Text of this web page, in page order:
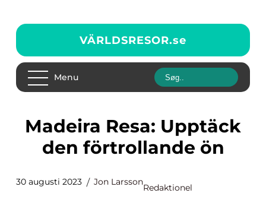
VÄRLDSRESOR.se
Menu
Madeira Resa: Upptäck
den förtrollande ön
30 augusti 2023 Jon Larsson
Redaktionel